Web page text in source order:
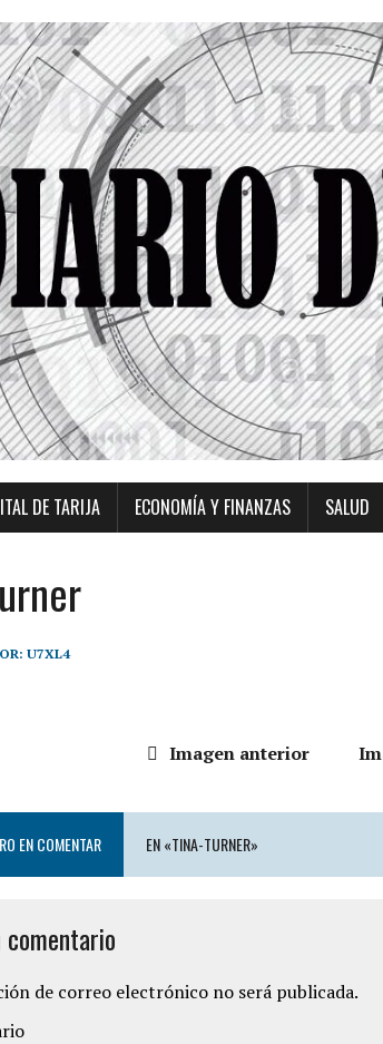
DE TARIJA ECONOMÍA Y FINANZAS SALUD
U7XL4
Imagen anterior
EN COMENTAR EN «TINA-TURNER»
comentario
de correo electrónico no será publicada.